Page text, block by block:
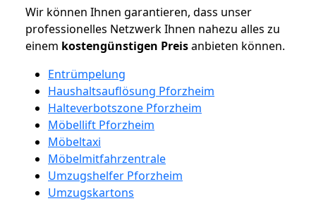
Wir können Ihnen garantieren, dass unser
professionelles Netzwerk Ihnen nahezu alles zu
einem kostengünstigen Preisanbieten können.
Entrümpelung
Haushaltsauflösung Pforzheim
Halteverbotszone Pforzheim
Möbellift Pforzheim
Möbeltaxi
Möbelmitfahrzentrale
Umzugshelfer Pforzheim
Umzugskartons